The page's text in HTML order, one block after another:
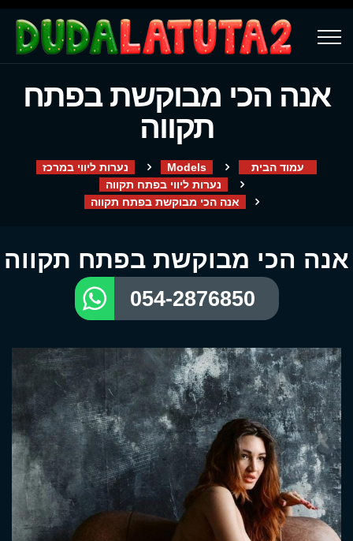
אנה הכי מבוקשת בפתח
תקווה
עמוד הבית Models
נערות ליווי במרכז
נערות ליווי בפתח תקווה
אנה הכי מבוקשת בפתח תקווה
אנה הכי מבוקשת בפתח תקווה
054-2876850